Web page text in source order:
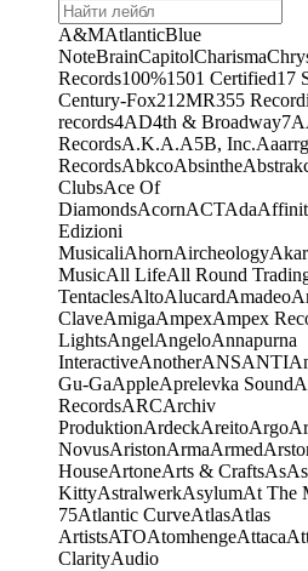
A&MAtlanticBlue
NoteBrainCapitolCharisma
Records100%1501 Certified17
Century-Fox21 2MR355
records4AD4th & Broadway7A
RecordsA.K.A.A5B, Inc.Aaarrg
RecordsAbkcoAbsinthe
ClubsAce Of
DiamondsAcornACTAda
Edizioni
MusicaliAhornAircheology
MusicAll LifeAll Round
TentaclesAltoAlucardAmadeo
ClaveAmigaAmpexAmpex
LightsAngelAngeloAnnapurna
InteractiveAnotherANSANTI
Gu-GaAppleAprelevka Sound
RecordsARCArchiv
ProduktionArdeckAreitoArgo
NovusAristonArmaArmed
HouseArtoneArts & CraftsAs
KittyAstralwerkAsylumAt The
75Atlantic CurveAtlasAtlas
ArtistsATOAtomhengeAttaca
ClarityAudio